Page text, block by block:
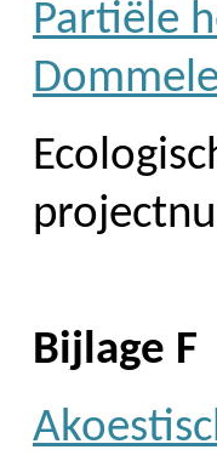
Partiële
Bijlage F